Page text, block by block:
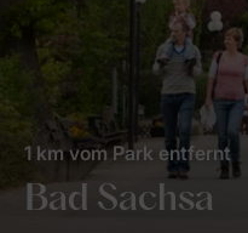
Bad Sachsa
1 km vom Park entfernt